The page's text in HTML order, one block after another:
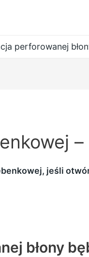
perforowanej
–
jeśli
błony